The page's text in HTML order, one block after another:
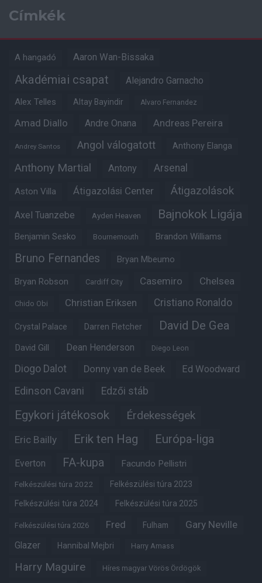
Címkék
A hangadó Aaron Wan-Bissaka
Akadémiai csapat Alejandro Garnacho
Alex Telles Altay Bayindir Alvaro Fernandez
Amad Diallo Andre Onana Andreas Pereira
Andrey Santos Angol válogatott Anthony Elanga
Anthony Martial Antony Arsenal
Aston Villa Átigazolási Center Átigazolások
Axel Tuanzebe Ayden Heaven Bajnokok Ligája
Benjamin Sesko Bournemouth Brandon Williams
Bruno Fernandes Bryan Mbeumo
Bryan Robson Cardiff City Casemiro Chelsea
Chido Obi Christian Eriksen Cristiano Ronaldo
Crystal Palace Darren Fletcher David De Gea
David Gill Dean Henderson Diego Leon
Diogo Dalot Donny van de Beek Ed Woodward
Edinson Cavani Edzői stáb
Egykori játékosok Érdekességek
Eric Bailly Erik ten Hag Európa-liga
Everton FA-kupa Facundo Pellistri
Felkészülési túra 2022 Felkészülési túra 2023
Felkészülési túra 2024 Felkészülési túra 2025
Felkészülési túra 2026 Fred Fulham Gary Neville
Glazer Hannibal Mejbri Harry Amass
Harry Maguire Híres magyar Vörös Ördögök